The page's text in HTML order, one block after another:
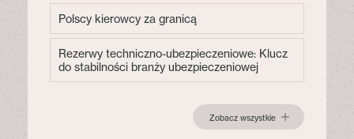
Polscy kierowcy za granicą
Rezerwy techniczno-ubezpieczeniowe: Klucz
do stabilności branży ubezpieczeniowej
Zobacz wszystkie